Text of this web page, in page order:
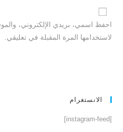
احفظ اسمي، بريدي الإلكتروني،
لاستخدامها المرة المقبلة في تعليقي.
الانستغرام
[instagram-feed]